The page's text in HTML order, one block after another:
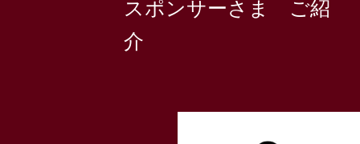
スポンサーさま ご紹
介